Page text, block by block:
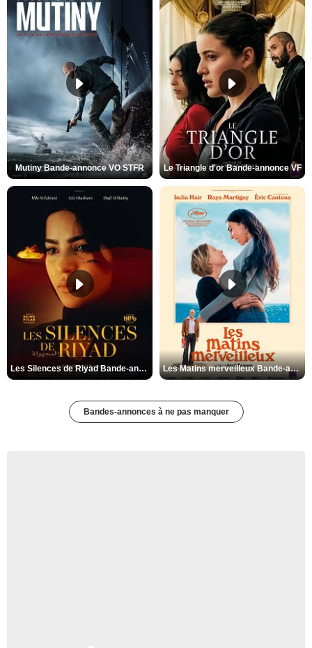
Mutiny Bande-annonce VO STFR Le Triangle d'or Bande-annonce VF
Les Silences de Riyad Bande-annonce VO STFR Les Matins merveilleux Bande-annonce VF
Bandes-annonces à ne pas manquer